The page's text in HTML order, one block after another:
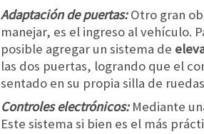
Adaptación de puertas:Otro gran
manejar, es el ingreso al vehículo.
posible agregar un sistema de
las dos puertas, logrando que el
sentado en su propia silla de
Controles electrónicos:Mediante
Este sistema si bien es el más